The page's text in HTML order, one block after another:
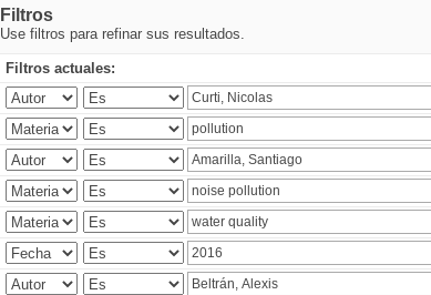
Filtros
Use filtros para refinar sus resultados.
Filtros actuales: